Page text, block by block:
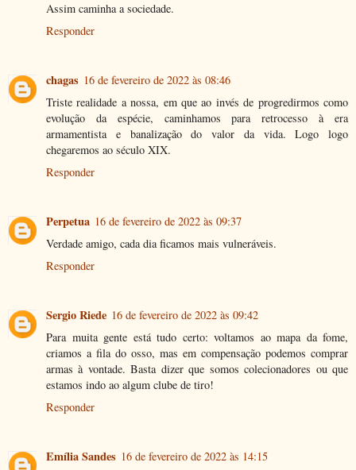
Assim caminha a sociedade.
Responder
chagas 16 de fevereiro de 2022 às 08:46
Triste realidade a nossa, em que ao invés de progredirmos como
evolução da espécie, caminhamos para retrocesso à era
armamentista e banalização do valor da vida. Logo logo
chegaremos ao século XIX.
Responder
Perpetua 16 de fevereiro de 2022 às 09:37
Verdade amigo, cada dia ficamos mais vulneráveis.
Responder
Sergio Riede 16 de fevereiro de 2022 às 09:42
Para muita gente está tudo certo: voltamos ao mapa da fome,
criamos a fila do osso, mas em compensação podemos comprar
armas à vontade. Basta dizer que somos colecionadores ou que
estamos indo ao algum clube de tiro!
Responder
Emília Sandes 16 de fevereiro de 2022 às 14:15